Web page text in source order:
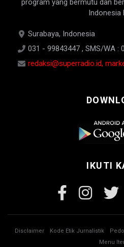
program yang bermutu dan
Indonesia
Surabaya, Indonesia
031 - 99843447 , SMS/WA :
redaksi@superradio.id,
IKUTI
Disclaimer Kode Etik Jurnalistik
Menu